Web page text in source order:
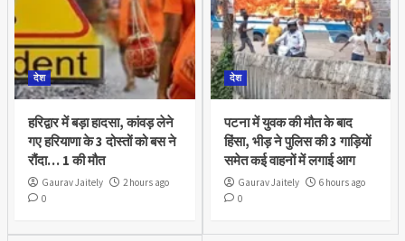
देश
हरिद्वार में बड़ा हादसा, कांवड़ लेने
गए हरियाणा के 3 दोस्तों को बस ने
रौंदा… 1 की मौत
Gaurav Jaitely
2 hours ago
0
देश
पटना में युवक की मौत के बाद
हिंसा, भीड़ ने पुलिस की 3 गाड़ियों
समेत कई वाहनों में लगाई आग
Gaurav Jaitely
6 hours ago
0